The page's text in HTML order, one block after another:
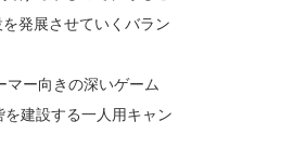
発展させていくバラン
ー向きの深いゲーム
建設する一人用キャン